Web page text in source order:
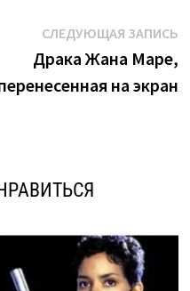
СЛЕДУЮЩАЯ ЗАПИСЬ
Драка Жана Маре,
на экран